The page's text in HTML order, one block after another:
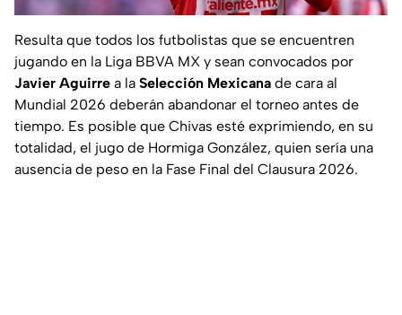
Resulta que todos los futbolistas que se encuentren
jugando en la Liga BBVA MX y sean convocados por
Javier Aguirre a la Selección Mexicana de cara al
Mundial 2026 deberán abandonar el torneo antes de
tiempo. Es posible que Chivas esté exprimiendo, en su
totalidad, el jugo de Hormiga González, quien sería una
ausencia de peso en la Fase Final del Clausura 2026.